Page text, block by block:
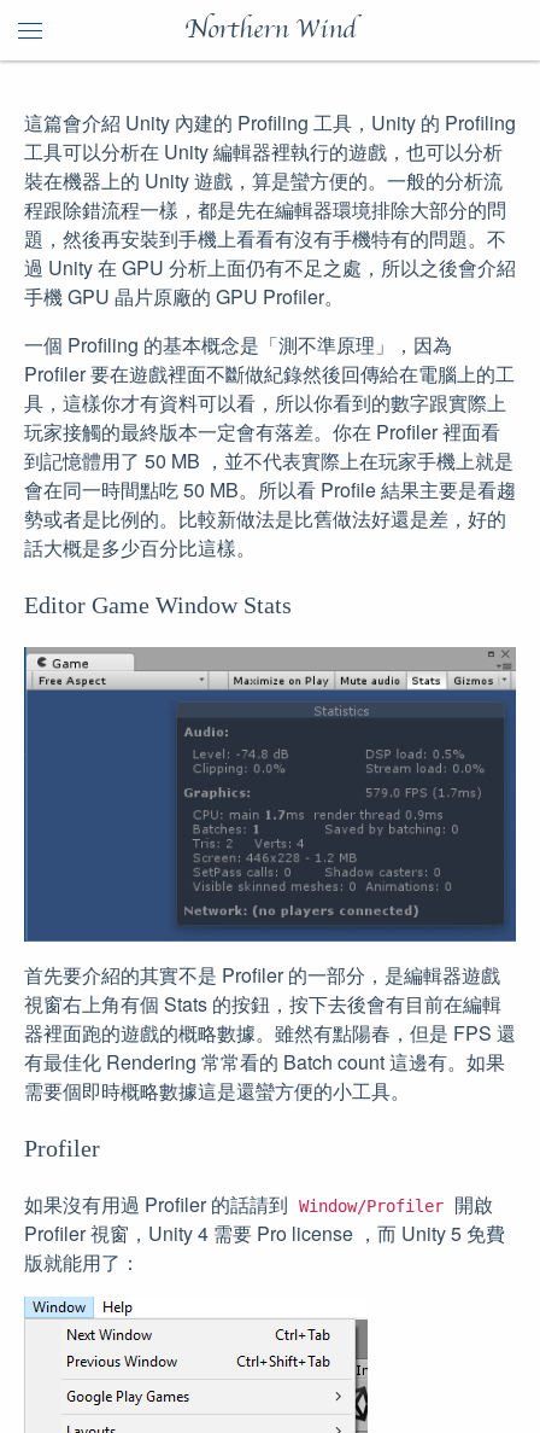
Northern Wind
這篇會介紹 Unity 內建的 Profiling 工具，Unity 的 Profiling
工具可以分析在 Unity 編輯器裡執行的遊戲，也可以分析
裝在機器上的 Unity 遊戲，算是蠻方便的。一般的分析流
程跟除錯流程一樣，都是先在編輯器環境排除大部分的問
題，然後再安裝到手機上看看有沒有手機特有的問題。不
過 Unity 在 GPU 分析上面仍有不足之處，所以之後會介紹
手機 GPU 晶片原廠的 GPU Profiler。
一個 Profiling 的基本概念是「測不準原理」，因為
Profiler 要在遊戲裡面不斷做紀錄然後回傳給在電腦上的工
具，這樣你才有資料可以看，所以你看到的數字跟實際上
玩家接觸的最終版本一定會有落差。你在 Profiler 裡面看
到記憶體用了 50 MB ，並不代表實際上在玩家手機上就是
會在同一時間點吃 50 MB。所以看 Profile 結果主要是看趨
勢或者是比例的。比較新做法是比舊做法好還是差，好的
話大概是多少百分比這樣。
Editor Game Window Stats
首先要介紹的其實不是 Profiler 的一部分，是編輯器遊戲
視窗右上角有個 Stats 的按鈕，按下去後會有目前在編輯
器裡面跑的遊戲的概略數據。雖然有點陽春，但是 FPS 還
有最佳化 Rendering 常常看的 Batch count 這邊有。如果
需要個即時概略數據這是還蠻方便的小工具。
Profiler
如果沒有用過 Profiler 的話請到 Window/Profiler
開啟
Profiler 視窗，Unity 4 需要 Pro license ，而 Unity 5 免費
版就能用了：